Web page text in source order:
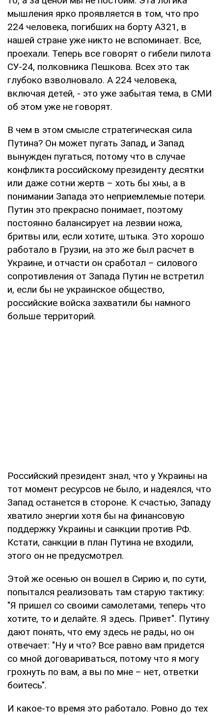
мышления ярко проявляется в том, что про
224 человека, погибших на борту А321, в
нашей стране уже никто не вспоминает. Все,
проехали. Теперь все говорят о гибели пилота
СУ-24, полковника Пешкова. Всех это так
глубоко взволновало. А 224 человека,
включая детей, - это уже забытая тема, в СМИ
об этом уже не говорят.
В чем в этом смысле стратегическая сила
Путина? Он может пугать Запад, и Запад
вынужден пугаться, потому что в случае
конфликта российскому президенту десятки
или даже сотни жертв – хоть бы хны, а в
понимании Запада это неприемлемые потери.
Путин это прекрасно понимает, поэтому
постоянно балансирует на лезвии ножа,
бритвы или, если хотите, штыка. Это хорошо
работало в Грузии, на это же был расчет в
Украине, и отчасти он сработал – силового
сопротивления от Запада Путин не встретил
и, если бы не украинское общество,
российские войска захватили бы намного
больше территорий.
Российский президент знал, что у Украины на
тот момент ресурсов не было, и надеялся, что
Запад останется в стороне. К счастью, Западу
хватило энергии хотя бы на финансовую
поддержку Украины и санкции против РФ.
Кстати, санкции в план Путина не входили,
этого он не предусмотрел.
Этой же осенью он вошел в Сирию и, по сути,
попытался реализовать там старую тактику:
"Я пришел со своими самолетами, теперь что
хотите, то и делайте. Я здесь. Привет". Путину
дают понять, что ему здесь не рады, но он
отвечает: "Ну и что? Все равно вам придется
со мной договариваться, потому что я могу
грохнуть по вам, а вы по мне – нет, ответки
боитесь".
И какое-то время это работало. Ровно до тех